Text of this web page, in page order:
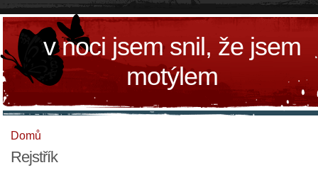
v noci jsem snil, že jsem
motýlem
Domů
Rejstřík